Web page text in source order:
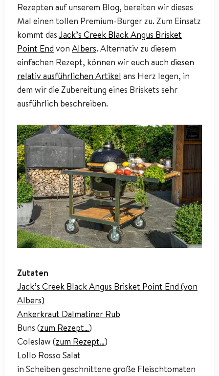
Rezepten auf unserem Blog, bereiten wir dieses
Mal einen tollen Premium-Burger zu. Zum Einsatz
kommt dasJack’s Creek Black Angus Brisket
Point End von Albers. Alternativ zu diesem
einfachen Rezept, können wir euch auch diesen
relativ ausführlichen Artikel ans Herz legen, in
dem wir die Zubereitung eines Briskets sehr
ausführlich beschreiben.
Zutaten
Jack’s Creek Black Angus Brisket Point End (von
Albers)
Ankerkraut Dalmatiner Rub
Buns (zum Rezept…)
Coleslaw (zum Rezept…)
Lollo Rosso Salat
in Scheiben geschnittene große Fleischtomaten